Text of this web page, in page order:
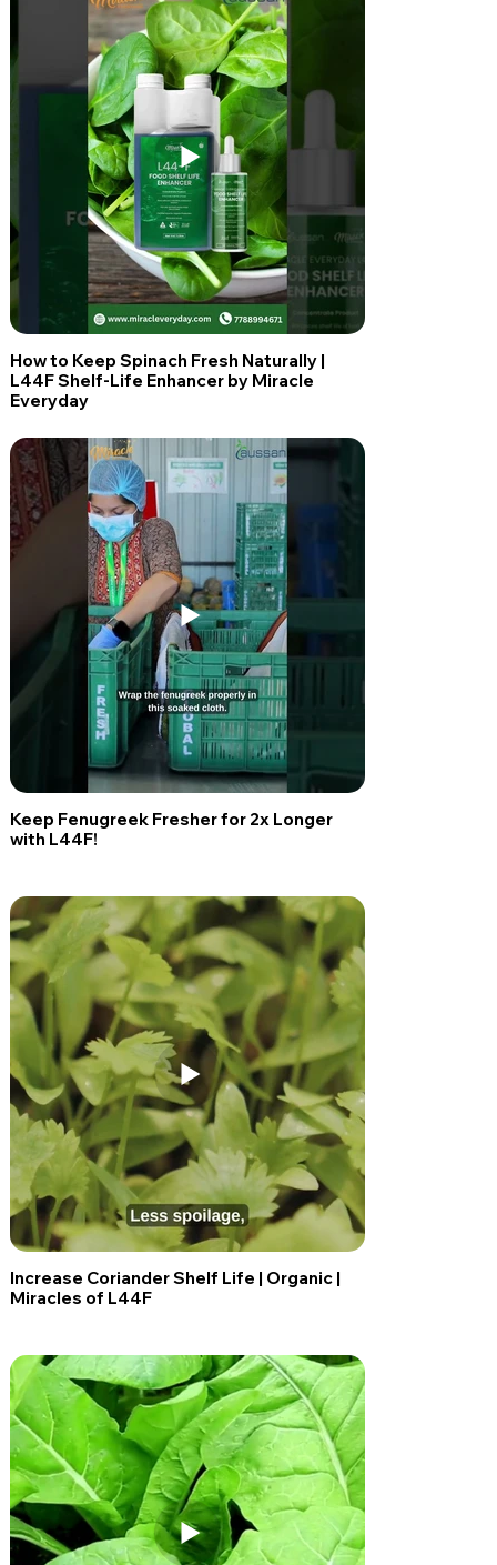
How to Keep Spinach Fresh Naturally |
L44F Shelf-Life Enhancer by Miracle
Everyday
Keep Fenugreek Fresher for 2x Longer
with L44F!
Increase Coriander Shelf Life | Organic |
Miracles of L44F